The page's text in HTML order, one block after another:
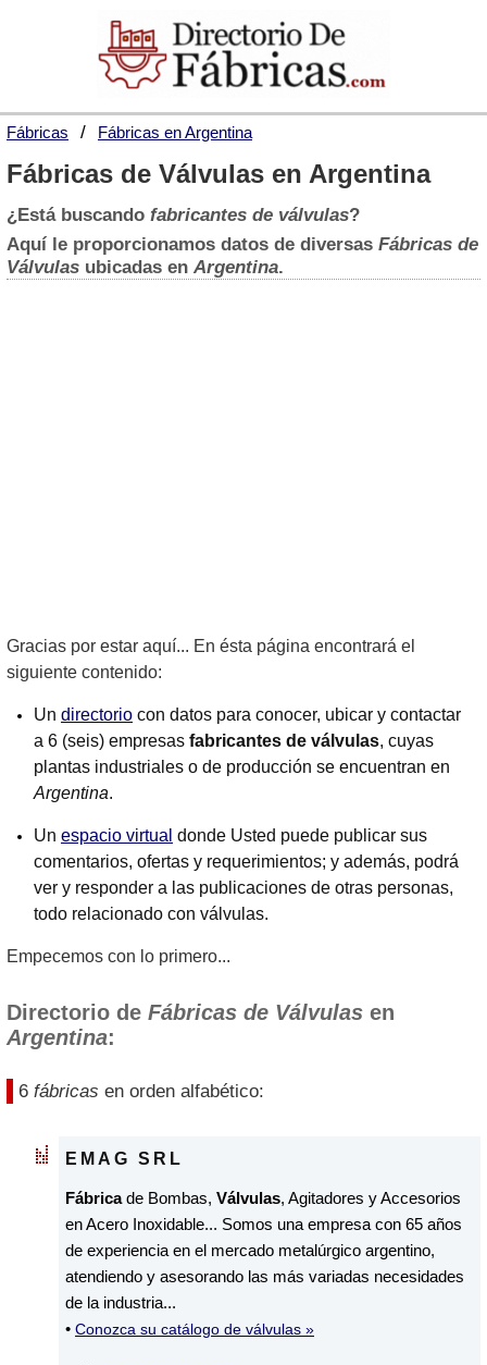
Fábricas Fábricas en Argentina
Fábricas de Válvulas en Argentina
¿Está buscando fabricantes de válvulas?
Aquí le proporcionamos datos de diversas Fábricas de
Válvulas ubicadas en Argentina.
Gracias por estar aquí... En ésta página encontrará el
siguiente contenido:
Un directorio con datos para conocer, ubicar y contactar
a 6 (seis) empresas fabricantes de válvulas, cuyas
plantas industriales o de producción se encuentran en
Argentina.
Un espacio virtual donde Usted puede publicar sus
comentarios, ofertas y requerimientos; y además, podrá
ver y responder a las publicaciones de otras personas,
todo relacionado con válvulas.
Empecemos con lo primero...
Directorio de Fábricas de Válvulas en
Argentina:
6 fábricas en orden alfabético:
EMAG SRL
Fábricade Bombas, Válvulas, Agitadores y Accesorios
en Acero Inoxidable... Somos una empresa con 65 años
de experiencia en el mercado metalúrgico argentino,
atendiendo y asesorando las más variadas necesidades
de la industria...
• Conozca su catálogo de válvulas »